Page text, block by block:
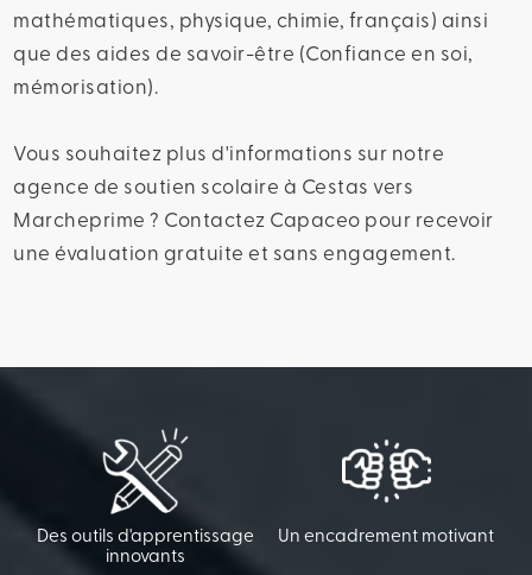
mathématiques, physique, chimie, français) ainsi
que des aides de savoir-être (Confiance en soi,
mémorisation).
Vous souhaitez plus d'informations sur notre
agence de soutien scolaire à Cestas vers
Marcheprime ? Contactez Capaceo pour recevoir
une évaluation gratuite et sans engagement.
Des outils d'apprentissage
innovants
Un encadrement motivant